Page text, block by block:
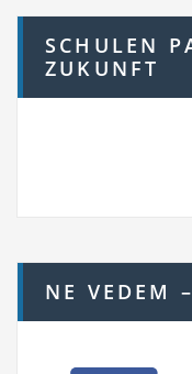
SCHULEN
ZUKUNFT
NE VEDEM